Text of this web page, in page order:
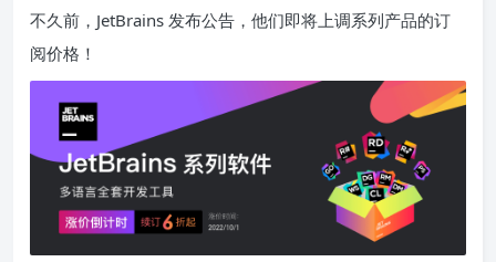
不久前，JetBrains 发布公告，他们即将上调系列产品的订
阅价格！